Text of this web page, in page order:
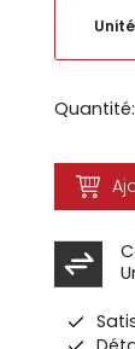
Unité
Quantité: